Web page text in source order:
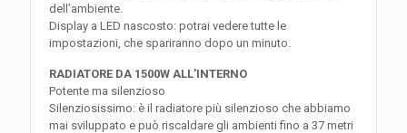
dell’ambiente.
Display a LED nascosto: potrai vedere tutte le
impostazioni, che spariranno dopo un minuto.
RADIATORE DA 1500W ALL’INTERNO
Potente ma silenzioso
Silenziosissimo: è il radiatore più silenzioso che abbiamo
mai sviluppato e può riscaldare gli ambienti fino a 37 metri